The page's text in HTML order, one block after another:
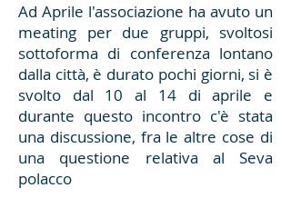
Ad Aprile l'associazione ha avuto un
meating per due gruppi, svoltosi
sottoforma di conferenza lontano
dalla città, è durato pochi giorni, si è
svolto dal 10 al 14 di aprile e
durante questo incontro c'è stata
una discussione, fra le altre cose di
una questione relativa al Seva
polacco